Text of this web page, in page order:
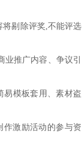
将剔除评奖,不能评选
推广内容、争议引
易模板套用、素材盗
作激励活动的参与资